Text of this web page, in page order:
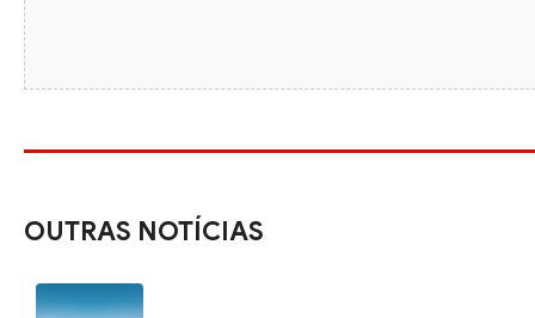
OUTRAS NOTÍCIAS